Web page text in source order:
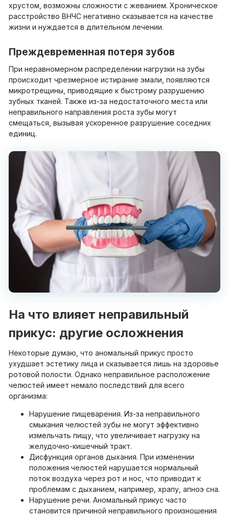
хрустом, возможны сложности с жеванием. Хроническое
расстройство ВНЧС негативно сказывается на качестве
жизни и нуждается в длительном лечении.
Преждевременная потеря зубов
При неравномерном распределении нагрузки на зубы
происходит чрезмерное истирание эмали, появляются
микротрещины, приводящие к быстрому разрушению
зубных тканей. Также из-за недостаточного места или
неправильного направления роста зубы могут
смещаться, вызывая ускоренное разрушение соседних
единиц.
На что влияет неправильный
прикус: другие осложнения
Некоторые думаю, что аномальный прикус просто
ухудшает эстетику лица и сказывается лишь на здоровье
ротовой полости. Однако неправильное расположение
челюстей имеет немало последствий для всего
организма:
Нарушение пищеварения. Из-за неправильного
смыкания челюстей зубы не могут эффективно
измельчать пищу, что увеличивает нагрузку на
желудочно-кишечный тракт.
Дисфункция органов дыхания. При изменении
положения челюстей нарушается нормальный
поток воздуха через рот и нос, что приводит к
проблемам с дыханием, например, храпу, апноэ сна.
Нарушение речи. Аномальный прикус часто
становится причиной неправильного произношения